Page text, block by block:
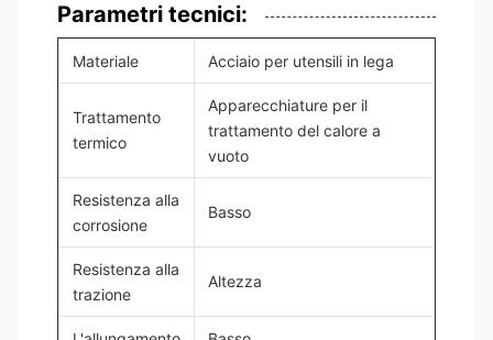
Parametri tecnici:
Materiale Acciaio per utensili in lega
Trattamento
termico
Apparecchiature per il
trattamento del calore a
vuoto
Resistenza alla
corrosione
Basso
Resistenza alla
trazione
Altezza